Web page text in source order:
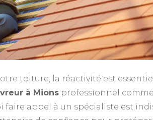
toiture, la réactivité est
à Mions professionnel
appel à un spécialiste est